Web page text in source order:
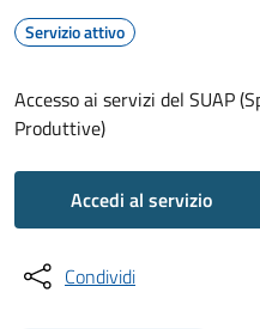
Servizio attivo
Accesso ai servizi del SUAP
Produttive)
Accedi al servizio
Condividi